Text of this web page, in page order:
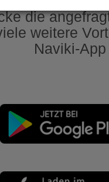
die
weitere
Naviki-App